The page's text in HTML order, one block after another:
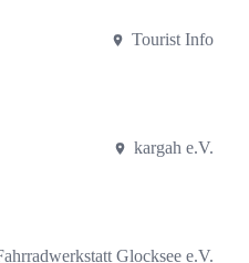
Tourist Info
kargah e.V.
Glocksee e.V.